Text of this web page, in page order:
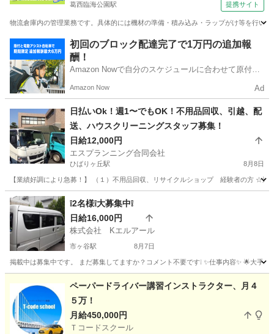
葛西臨海公園駅 提携サイト
物流倉庫内の管理業務です。具体的には機材の準備・積み込み・ラップがけ等を行い
葛西臨海公園駅 ドライバー
初回のブロック配達完了で1万円の追加報
酬！
Amazon Nowで自分のスケジュールに合わせて原付や
う！
Amazon Now Ad
日払いOk！週1〜でもOK！不用品回収、引越、配
送、ハウスクリーニングスタッフ募集！
日給12,000円
エスプランニング合同会社
ひばりヶ丘駅 8月8日
【業績好調により急募！】 （１）不用品回収、リサイクルショップ 経験者の方 ☆
東京 西東京市 ひばりヶ丘駅
❕2名様❕大募集中❕
日給16,000円
株式会社 Kエルアール
市ヶ谷駅 8月7日
掲載中は募集中です。 まだ募集してますか？コメント不要です❕ ✨仕事内容✨ 🌟大
市ヶ谷駅 配送 出来高制
ペーパードライバー講習インストラクター、月４
５万！
月給450,000円
Ｔコードスクール